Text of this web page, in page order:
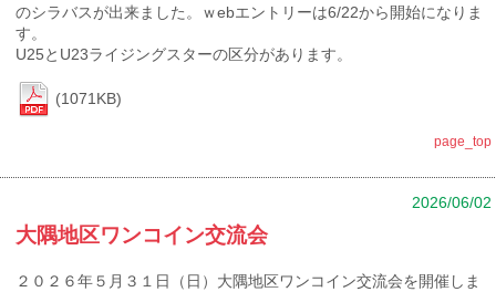
のシラバスが出来ました。ｗebエントリーは6/22から開始になりま
す。
U25とU23ライジングスターの区分があります。
(1071KB)
page_top
2026/06/02
大隅地区ワンコイン交流会
２０２６年５月３１日（日）大隅地区ワンコイン交流会を開催しま